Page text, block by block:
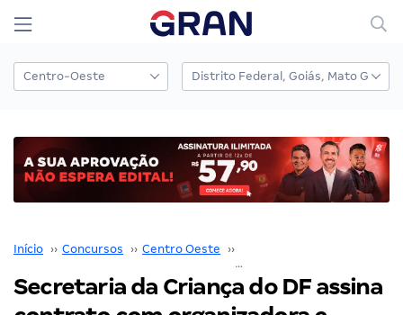
Início ›› Concursos ›› Centro Oeste ››
Secretaria da Criança do DF assina